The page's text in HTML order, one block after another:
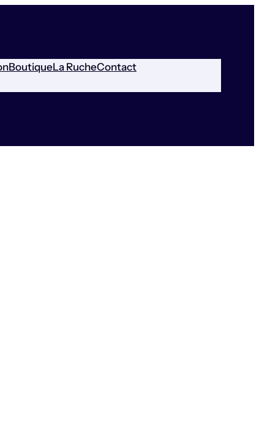
BoutiqueLa RucheContact